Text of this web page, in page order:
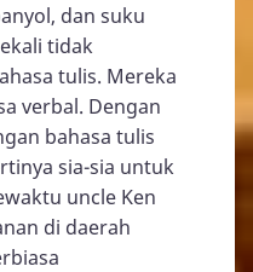
dan suku
tidak
tulis. Mereka
verbal. Dengan
bahasa tulis
sia-sia untuk
uncle Ken
di daerah